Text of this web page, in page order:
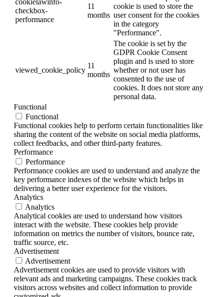
cookielawinfo-
checkbox-
performance
11
months
cookie is used to store the
user consent for the cookies
in the category
"Performance".
viewed_cookie_policy
11
months
The cookie is set by the
GDPR Cookie Consent
plugin and is used to store
whether or not user has
consented to the use of
cookies. It does not store any
personal data.
Functional
Functional
Functional cookies help to perform certain functionalities like
sharing the content of the website on social media platforms,
collect feedbacks, and other third-party features.
Performance
Performance
Performance cookies are used to understand and analyze the
key performance indexes of the website which helps in
delivering a better user experience for the visitors.
Analytics
Analytics
Analytical cookies are used to understand how visitors
interact with the website. These cookies help provide
information on metrics the number of visitors, bounce rate,
traffic source, etc.
Advertisement
Advertisement
Advertisement cookies are used to provide visitors with
relevant ads and marketing campaigns. These cookies track
visitors across websites and collect information to provide